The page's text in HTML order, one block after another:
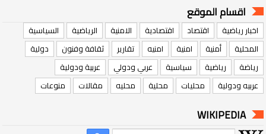
اقسام الموقع
اخبار رياضية اقتصاد اقتصادية الامنية الرياضية
السياسية
المحلية
أمنية امنية امنيه تقارير ثقافة وفنون
دولية
رياضة
رياضية سياسية عربي ودولي
عربية ودولية
عربيه ودولية
محليات محلية محليه مقالات منوعات
WIKIPEDIA